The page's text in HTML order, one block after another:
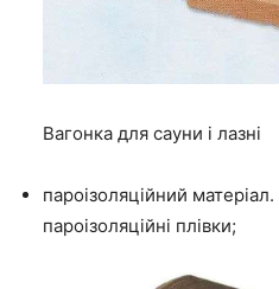
Вагонка для сауни і лазні
пароізоляційний матеріал.
пароізоляційні плівки;